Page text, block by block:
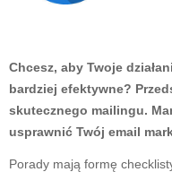
Chcesz, aby Twoje
bardziej efektywne?
skutecznego mailingu.
usprawnić Twój email
Porady mają formę